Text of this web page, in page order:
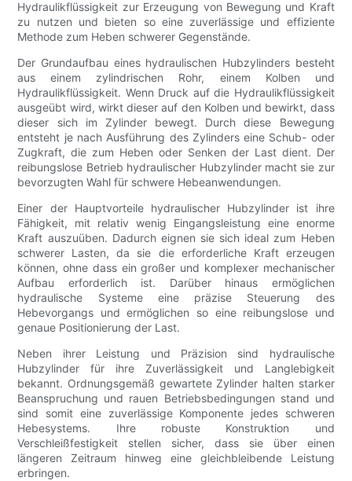
Hydraulikflüssigkeit zur Erzeugung von Bewegung und Kraft
zu nutzen und bieten so eine zuverlässige und effiziente
Methode zum Heben schwerer Gegenstände.
Der Grundaufbau eines hydraulischen Hubzylinders besteht
aus einem zylindrischen Rohr, einem Kolben und
Hydraulikflüssigkeit. Wenn Druck auf die Hydraulikflüssigkeit
ausgeübt wird, wirkt dieser auf den Kolben und bewirkt, dass
dieser sich im Zylinder bewegt. Durch diese Bewegung
entsteht je nach Ausführung des Zylinders eine Schub- oder
Zugkraft, die zum Heben oder Senken der Last dient. Der
reibungslose Betrieb hydraulischer Hubzylinder macht sie zur
bevorzugten Wahl für schwere Hebeanwendungen.
Einer der Hauptvorteile hydraulischer Hubzylinder ist ihre
Fähigkeit, mit relativ wenig Eingangsleistung eine enorme
Kraft auszuüben. Dadurch eignen sie sich ideal zum Heben
schwerer Lasten, da sie die erforderliche Kraft erzeugen
können, ohne dass ein großer und komplexer mechanischer
Aufbau erforderlich ist. Darüber hinaus ermöglichen
hydraulische Systeme eine präzise Steuerung des
Hebevorgangs und ermöglichen so eine reibungslose und
genaue Positionierung der Last.
Neben ihrer Leistung und Präzision sind hydraulische
Hubzylinder für ihre Zuverlässigkeit und Langlebigkeit
bekannt. Ordnungsgemäß gewartete Zylinder halten starker
Beanspruchung und rauen Betriebsbedingungen stand und
sind somit eine zuverlässige Komponente jedes schweren
Hebesystems. Ihre robuste Konstruktion und
Verschleißfestigkeit stellen sicher, dass sie über einen
längeren Zeitraum hinweg eine gleichbleibende Leistung
erbringen.